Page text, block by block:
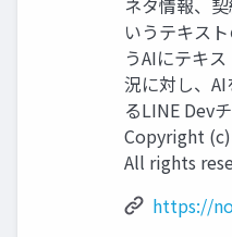
ネタ情報、
いうテキス
うAIにテキ
況に対し、
るLINE Dev
Copyright
All rights
https://